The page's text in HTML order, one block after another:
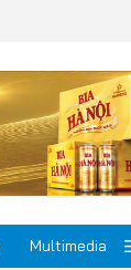
Multimedia